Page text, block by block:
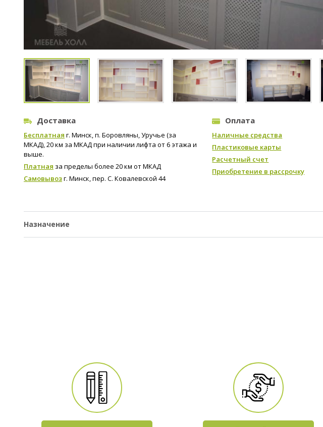
Доставка
Бесплатная г. Минск, п. Боровляны, Уручье (за
МКАД), 20 км за МКАД при наличии лифта от 6 этажа и
выше.
Платная за пределы более 20 км от МКАД
Самовывозг. Минск, пер. С. Ковалевской 44
Оплата
Наличные средства
Пластиковые карты
Расчетный счет
Приобретение в рассрочку
Назначение